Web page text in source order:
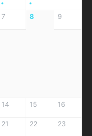
7 8 9
14 15 16
21 22 23